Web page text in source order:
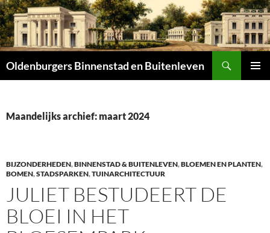
Oldenburgers Binnenstad en Buitenleven
Maandelijks archief: maart 2024
BIJZONDERHEDEN,BINNENSTAD & BUITENLEVEN,BLOEMEN EN PLANTEN,
BOMEN,STADSPARKEN,TUINARCHITECTUUR
JULIET BESTUDEERT DE
BLOEI IN HET